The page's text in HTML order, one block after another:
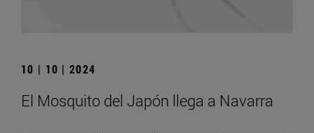
10 | 10 | 2024
El Mosquito del Japón llega a Navarra